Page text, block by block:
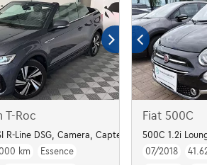
T-Roc
R-Line DSG, Camera, Capteurs AV/AR, GPS,
km
Essence
Fiat 500C
500C 1.2i
07/2018